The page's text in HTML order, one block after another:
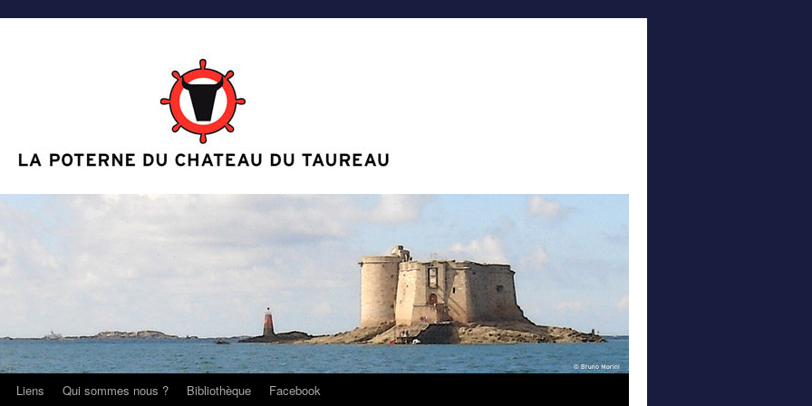
Liens Qui sommes nous ? Bibliothèque Facebook